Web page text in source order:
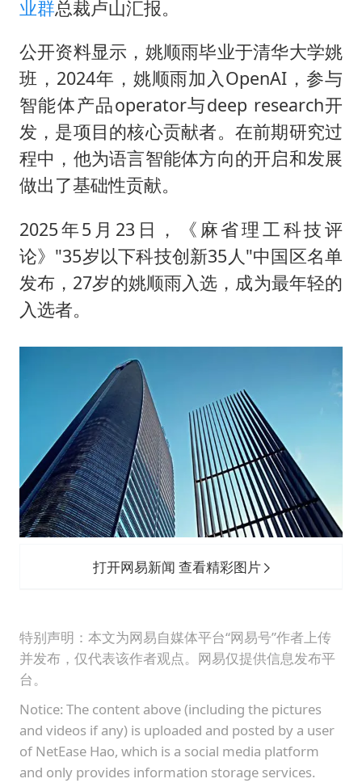
业群总裁卢山汇报。
公开资料显示，姚顺雨毕业于清华大学姚
班，2024年，姚顺雨加入OpenAI，参与
智能体产品operator与deep research开
发，是项目的核心贡献者。在前期研究过
程中，他为语言智能体方向的开启和发展
做出了基础性贡献。
2025年5月23日，《麻省理工科技评
论》"35岁以下科技创新35人"中国区名单
发布，27岁的姚顺雨入选，成为最年轻的
入选者。
打开网易新闻 查看精彩图片
特别声明：本文为网易自媒体平台“网易号”作者上传
并发布，仅代表该作者观点。网易仅提供信息发布平
台。
Notice: The content above (including the pictures
and videos if any) is uploaded and posted by a user
of NetEase Hao, which is a social media platform
and only provides information storage services.